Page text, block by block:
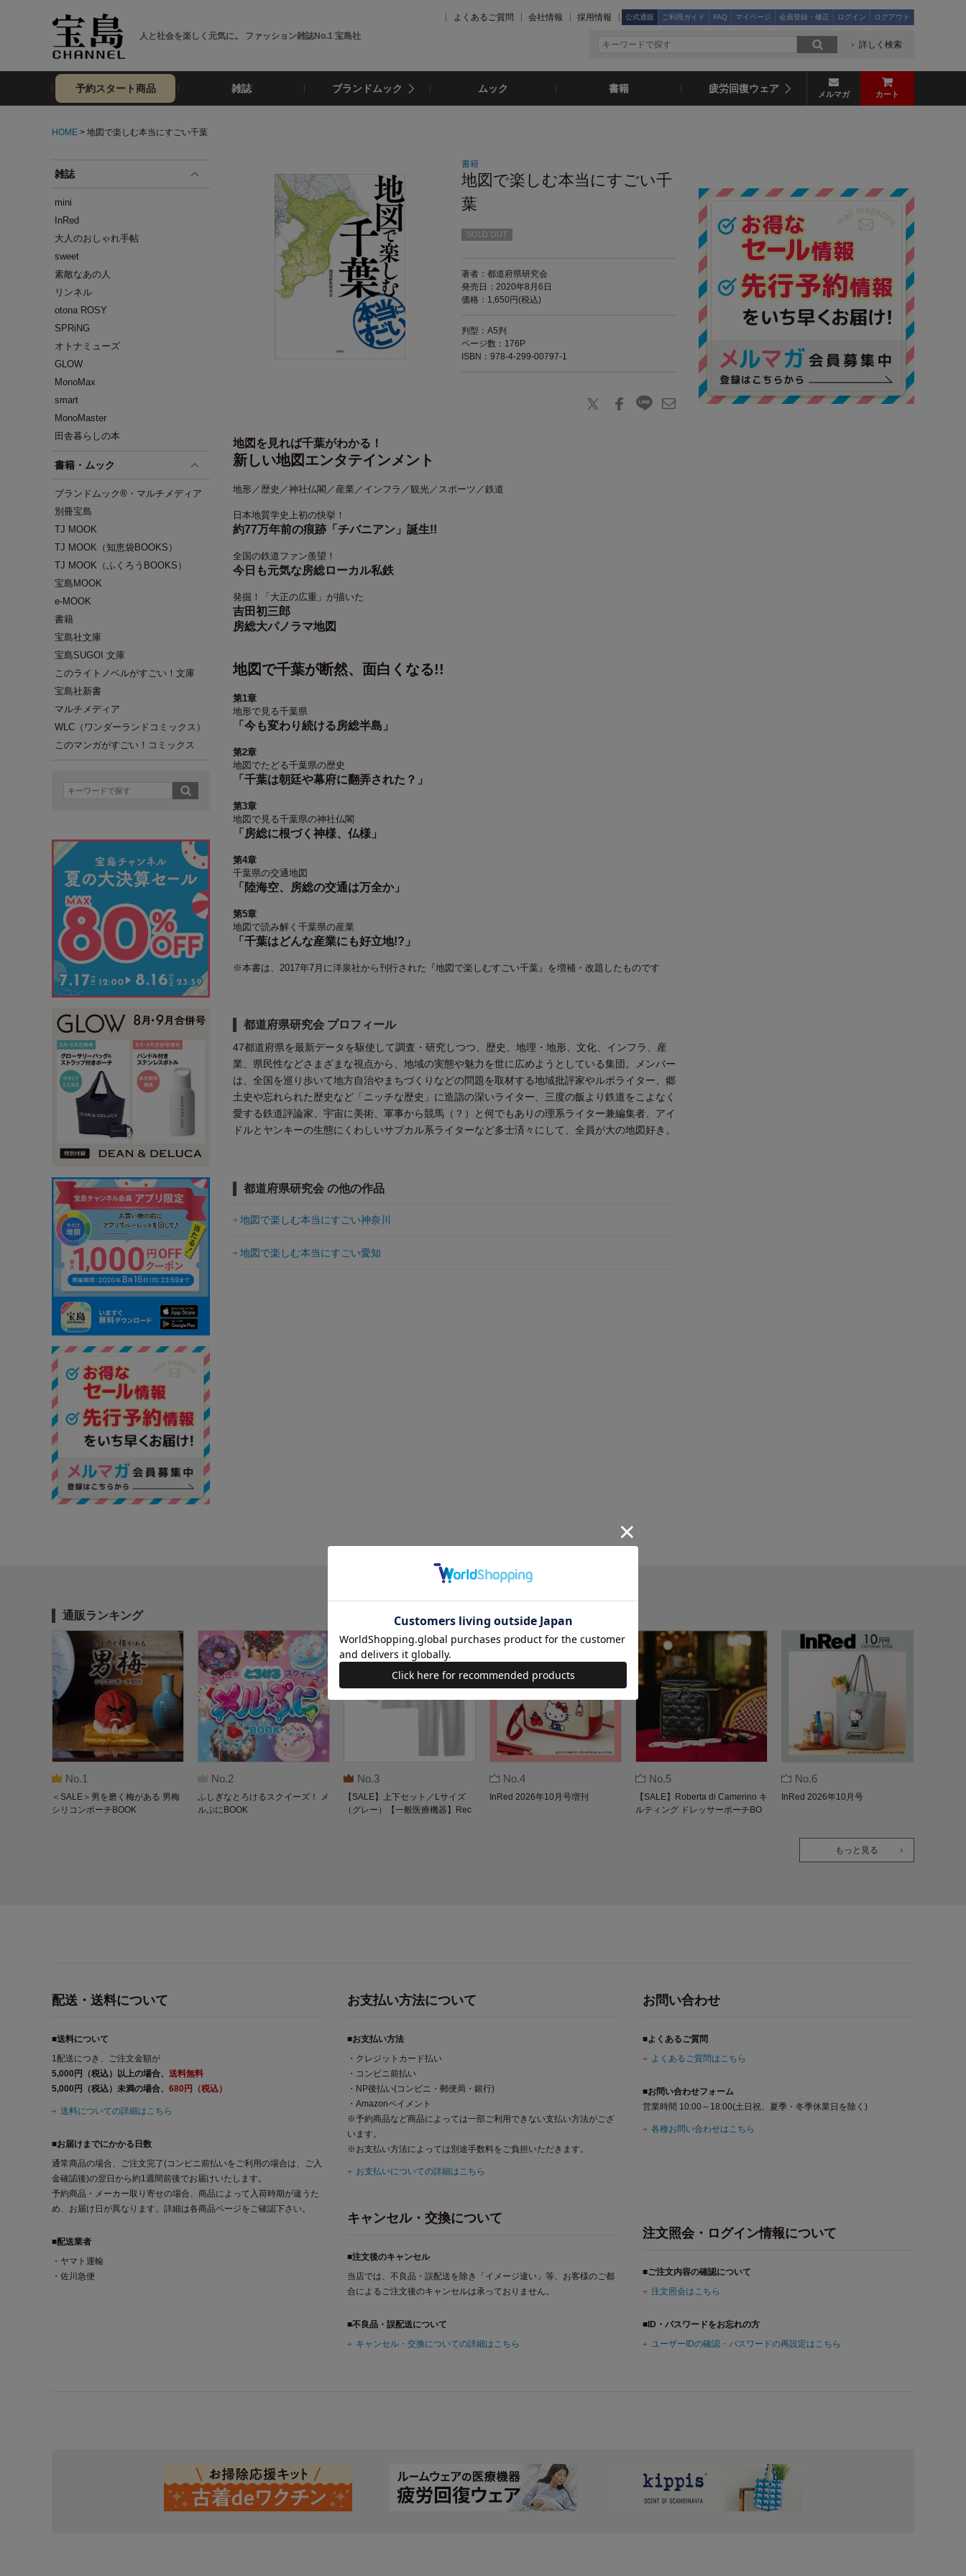
人と社会を楽しく元気に。 ファッション雑誌No.1 宝島社
よくあるご質問 会社情報 採用情報 公式通販 ご利用ガイド FAQ マイページ 会員登録・修正 ログイン ログアウト
詳しく検索
予約スタート商品 雑誌 ブランドムック ムック 書籍 疲労回復ウェア メルマガ カート
HOME > 地図で楽しむ本当にすごい千葉
雑誌
mini
InRed
大人のおしゃれ手帖
sweet
素敵なあの人
リンネル
otona ROSY
SPRiNG
オトナミューズ
GLOW
MonoMax
smart
MonoMaster
田舎暮らしの本
書籍・ムック
ブランドムック®・マルチメディア
別冊宝島
TJ MOOK
TJ MOOK（知恵袋BOOKS）
TJ MOOK（ふくろうBOOKS）
宝島MOOK
e-MOOK
書籍
宝島社文庫
宝島SUGOI 文庫
このライトノベルがすごい！文庫
宝島社新書
マルチメディア
WLC（ワンダーランドコミックス）
このマンガがすごい！コミックス
書籍
地図で楽しむ本当にすごい千
葉
SOLD OUT
著者：都道府県研究会
発売日：2020年8月6日
価格：1,650円(税込)
判型：A5判
ページ数：176P
ISBN：978-4-299-00797-1
地図を見れば千葉がわかる！
新しい地図エンタテインメント
地形／歴史／神社仏閣／産業／インフラ／観光／スポーツ／鉄道
日本地質学史上初の快挙！
約77万年前の痕跡「チバニアン」誕生!!
全国の鉄道ファン羨望！
今日も元気な房総ローカル私鉄
発掘！「大正の広重」が描いた
吉田初三郎
房総大パノラマ地図
地図で千葉が断然、面白くなる!!
第1章
地形で見る千葉県
「今も変わり続ける房総半島」
第2章
地図でたどる千葉県の歴史
「千葉は朝廷や幕府に翻弄された？」
第3章
地図で見る千葉県の神社仏閣
「房総に根づく神様、仏様」
第4章
千葉県の交通地図
「陸海空、房総の交通は万全か」
第5章
地図で読み解く千葉県の産業
「千葉はどんな産業にも好立地!?」
※本書は、2017年7月に洋泉社から刊行された『地図で楽しむすごい千葉』を増補・改題したものです
都道府県研究会 プロフィール
47都道府県を最新データを駆使して調査・研究しつつ、歴史、地理・地形、文化、インフラ、産
業、県民性などさまざまな視点から、地域の実態や魅力を世に広めようとしている集団。メンバー
は、全国を巡り歩いて地方自治やまちづくりなどの問題を取材する地域批評家やルポライター、郷
土史や忘れられた歴史など「ニッチな歴史」に造詣の深いライター、三度の飯より鉄道をこよなく
愛する鉄道評論家、宇宙に美術、軍事から競馬（？）と何でもありの理系ライター兼編集者、アイ
ドルとヤンキーの生態にくわしいサブカル系ライターなど多士済々にして、全員が大の地図好き。
都道府県研究会 の他の作品
地図で楽しむ本当にすごい神奈川
地図で楽しむ本当にすごい愛知
通販ランキング
No.1
＜SALE＞男を磨く梅がある 男梅
シリコンポーチBOOK
No.2
ふしぎなとろけるスクイーズ！ メ
ルぷにBOOK
No.3
【SALE】上下セット／Lサイズ
（グレー）【一般医療機器】Rec
No.4
InRed 2026年10月号増刊
No.5
【SALE】Roberta di Camerino キ
ルティング ドレッサーポーチBO
No.6
InRed 2026年10月号
もっと見る
配送・送料について
■送料について
1配送につき、ご注文金額が
5,000円（税込）以上の場合、 送料無料
5,000円（税込）未満の場合、 680円（税込）
送料についての詳細はこちら
■お届けまでにかかる日数
通常商品の場合、ご注文完了(コンビニ前払いをご利用の場合は、ご入
金確認後)の翌日から約1週間前後でお届けいたします。
予約商品・メーカー取り寄せの場合、商品によって入荷時期が違うた
め、お届け日が異なります。詳細は各商品ページをご確認下さい。
■配送業者
・ヤマト運輸
・佐川急便
お支払い方法について
■お支払い方法
・クレジットカード払い
・コンビニ前払い
・NP後払い(コンビニ・郵便局・銀行)
・Amazonペイメント
※予約商品など商品によっては一部ご利用できない支払い方法がござ
います。
※お支払い方法によっては別途手数料をご負担いただきます。
お支払いについての詳細はこちら
キャンセル・交換について
■注文後のキャンセル
当店では、不良品・誤配送を除き「イメージ違い」等、お客様のご都
合によるご注文後のキャンセルは承っておりません。
■不良品・誤配送について
キャンセル・交換についての詳細はこちら
お問い合わせ
■よくあるご質問
よくあるご質問はこちら
■お問い合わせフォーム
営業時間 10:00～18:00(土日祝、夏季・冬季休業日を除く)
各種お問い合わせはこちら
注文照会・ログイン情報について
■ご注文内容の確認について
注文照会はこちら
■ID・パスワードをお忘れの方
ユーザーIDの確認・パスワードの再設定はこちら